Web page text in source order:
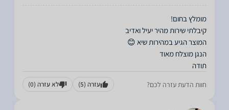
תודה
חוות הדעת עזרה לכם? עזרה (5) לא עזרה (0)